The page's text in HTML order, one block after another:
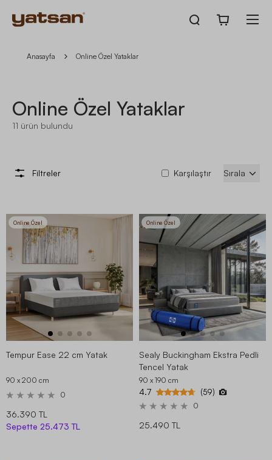
Anasayfa Online Özel Yataklar
Online Özel Yataklar
11 ürün bulundu
Filtreler Karşılaştır Sırala
Online Özel
Tempur Ease 22 cm Yatak
90 x 200 cm
0
36.390 TL
Sepette 25.473 TL
Online Özel
Sealy Buckingham Ekstra Pedli
Tencel Yatak
90 x 190 cm
4.7 (59)
0
25.490 TL